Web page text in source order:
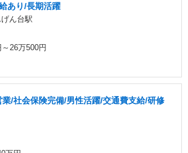
あり/長期活躍
ん台駅
26万500円
/社会保険完備/男性活躍/交通費支給/研修